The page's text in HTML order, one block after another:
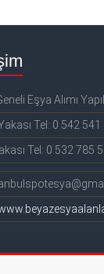
Eşya Alımı
Tel: 0 542 541
Tel: 0 532 785